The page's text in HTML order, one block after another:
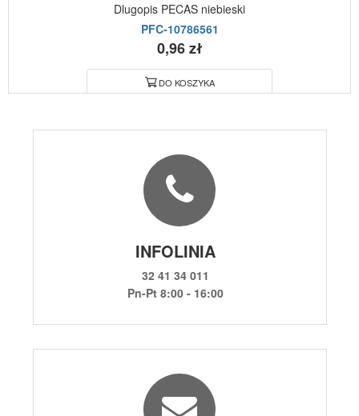
Dlugopis PECAS niebieski
PFC-10786561
0,96 zł
DO KOSZYKA
INFOLINIA
32 41 34 011
Pn-Pt 8:00 - 16:00